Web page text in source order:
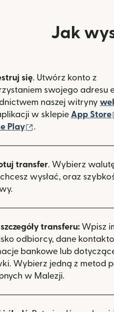
Jak
się. Utwórz konto z
swojego adresu
naszej witryny
w sklepie App Store
Play
.
transfer. Wybierz
wysłać, oraz
transferu: Wpisz
odbiorcy, dane
bankowe lub
Wybierz jedną z metod
w Malezji.